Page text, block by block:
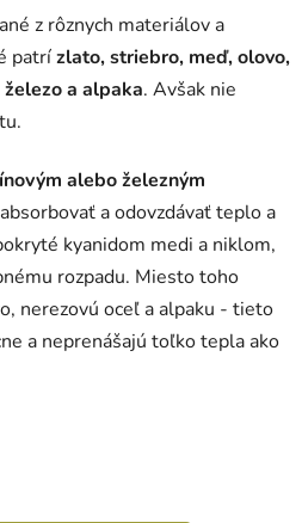
z rôznych materiálov a
patrízlato, striebro, meď, olovo,
a alpaka. Avšak nie
alebo železným
a odovzdávať teplo a
kyanidom medi a niklom,
rozpadu. Miesto toho
nerezovú oceľ a alpaku - tieto
a neprenášajú toľko tepla ako